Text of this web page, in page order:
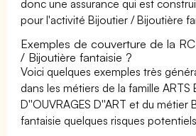
donc une assurance qui est
pour l'activité Bijoutier / Bijoutière
Exemples de couverture de la
/ Bijoutière fantaisie ?
Voici quelques exemples très
dans les métiers de la famille ARTS
D''OUVRAGES D''ART et du métier
fantaisie quelques risques